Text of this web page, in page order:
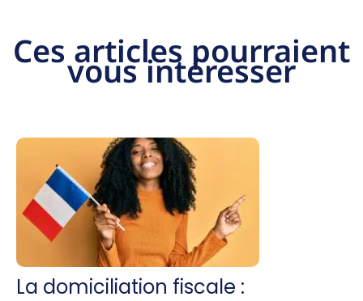
Ces articles pourraient
vous intéresser
La domiciliation fiscale :